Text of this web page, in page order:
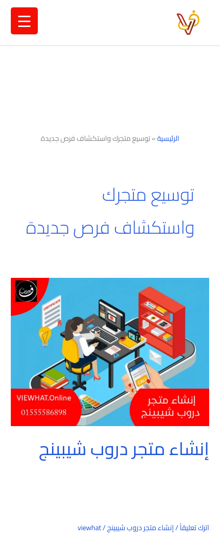
الرئيسية»توسيع متجرك واستكشاف فرص جديدة
توسيع متجرك
واستكشاف فرص جديدة
إنشاء متجر دروب شيبينج
اترك تعليقاً/إنشاء متجر دروب شيبينج/
viewhat